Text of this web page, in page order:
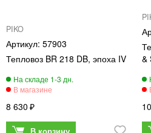
PIKO
57903
Тепловоз BR 218 DB, эпоха IV
8 630
&